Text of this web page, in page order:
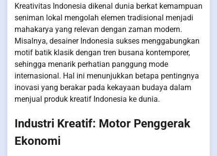
Kreativitas Indonesia dikenal dunia berkat kemampuan
seniman lokal mengolah elemen tradisional menjadi
mahakarya yang relevan dengan zaman modern.
Misalnya, desainer Indonesia sukses menggabungkan
motif batik klasik dengan tren busana kontemporer,
sehingga menarik perhatian panggung mode
internasional. Hal ini menunjukkan betapa pentingnya
inovasi yang berakar pada kekayaan budaya dalam
menjual produk kreatif Indonesia ke dunia.
Industri Kreatif: Motor Penggerak
Ekonomi